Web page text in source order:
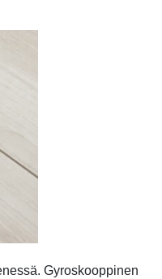
Gyroskooppinen